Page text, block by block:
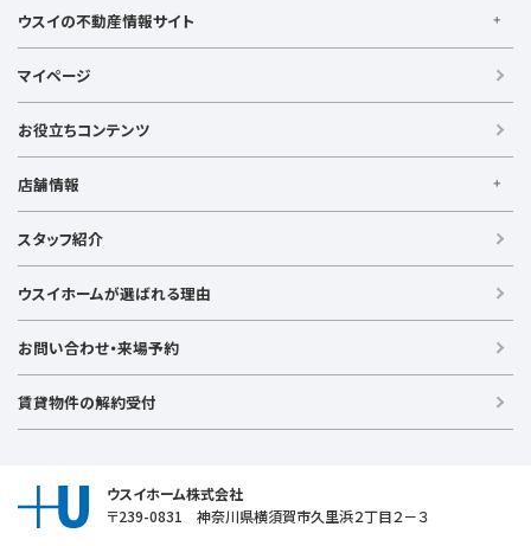
小田急江ノ島線
ブルーライン
みなとみらい線
金沢シーサイドライン
相鉄本線
相鉄いずみ野線
湘南モノレール
逗子駅
センター南
ウスイの不動産情報サイト
【借りる】
賃貸住宅
事業用賃貸
【買う】
新築戸建て
土地
投資物件
ラグジュアリー物件
【売る】
マイページ
お役立ちコンテンツ
店舗情報
【横浜エリア】
金沢文庫店
上大岡店 戸塚店 新横浜店
港北ニュータウン店
【湘南エリア】
追浜店
衣笠店
横須賀中央店
スタッフ紹介
ウスイホームが選ばれる理由
お問い合わせ・来場予約
賃貸物件の解約受付
ウスイホーム株式会社
〒239-0831 神奈川県横須賀市久里浜２丁目２－３